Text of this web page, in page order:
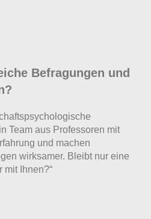
Befragungen und
Team aus Professoren mit
und machen
wirksamer. Bleibt nur eine
mit Ihnen?“